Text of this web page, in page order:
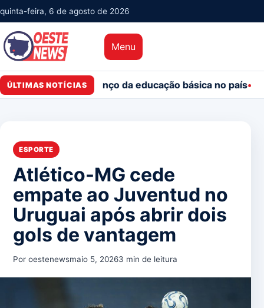
quinta-feira, 6 de agosto de 2026
Menu
ÚLTIMAS NOTÍCIAS
mostra avanço da educação básica no país Redução
ESPORTE
Atlético-MG cede
empate ao Juventud no
Uruguai após abrir dois
gols de vantagem
Por oestenewsmaio 5, 20263 min de leitura